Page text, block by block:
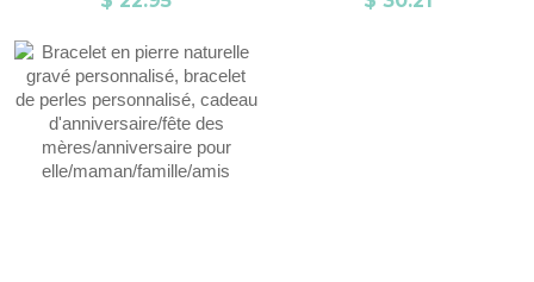
d'animaux, cadeau
commémoratif pour
maman/papa animal de
compagnie